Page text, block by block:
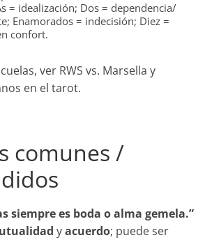
= idealización; Dos = dependencia/
Enamorados = indecisión; Diez =
confort.
ver RWS vs. Marsella y
en el tarot.
comunes /
siempre es boda o alma gemela.”
yacuerdo; puede ser